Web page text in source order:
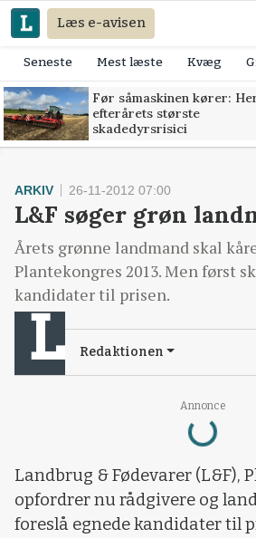
Læs e-avisen
Seneste Mest læste Kvæg
Før såmaskinen kører:
efterårets største
skadedyrsrisici
Annonce
Loading...
ARKIV 26-11-2012 07:00
L&F søger grøn
Årets grønne landmand skal
Plantekongres 2013. Men først
kandidater til prisen.
Redaktionen
Landbrug & Fødevarer (L&F),
opfordrer nu rådgivere og
foreslå egnede kandidater til